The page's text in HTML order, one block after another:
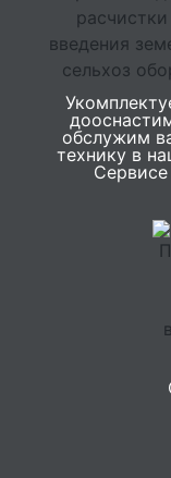
обслужим
технику в
Сервисе